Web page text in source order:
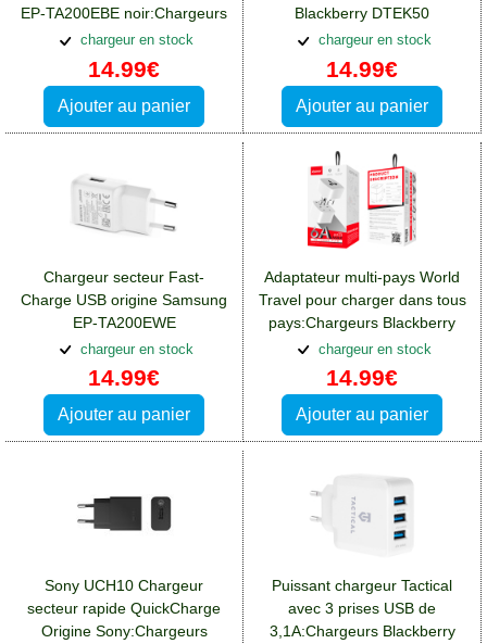
EP-TA200EBE noir:Chargeurs
Blackberry DTEK50
chargeur en stock
14.99€
Ajouter au panier
Blackberry DTEK50
chargeur en stock
14.99€
Ajouter au panier
Chargeur secteur Fast-
Charge USB origine Samsung
EP-TA200EWE
blanc:Chargeurs Blackberry
DTEK50
chargeur en stock
14.99€
Ajouter au panier
Adaptateur multi-pays World
Travel pour charger dans tous
pays:Chargeurs Blackberry
DTEK50
chargeur en stock
14.99€
Ajouter au panier
Sony UCH10 Chargeur
secteur rapide QuickCharge
Origine Sony:Chargeurs
Puissant chargeur Tactical
avec 3 prises USB de
3,1A:Chargeurs Blackberry